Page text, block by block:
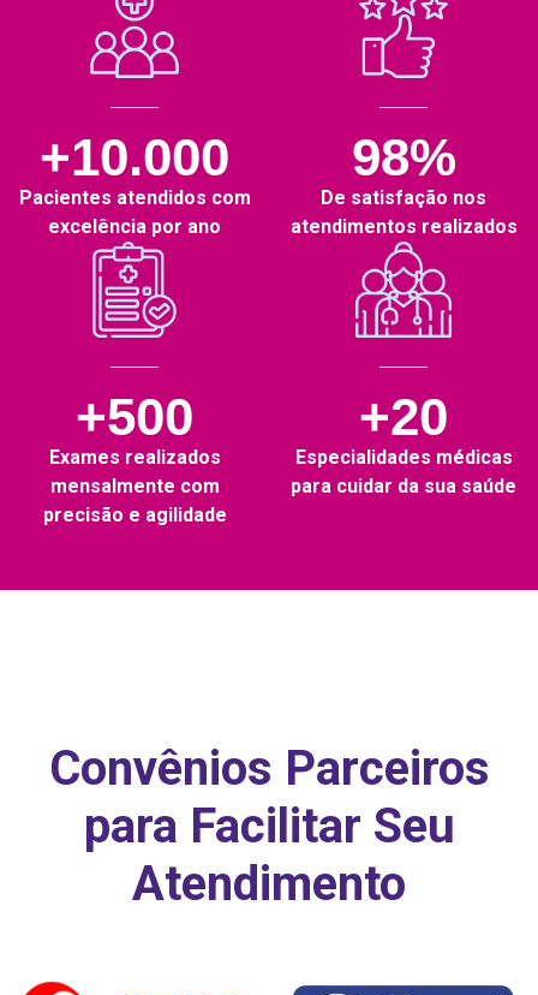
+10.000
Pacientes atendidos com
excelência por ano
98%
De satisfação nos
atendimentos realizados
+500
Exames realizados
mensalmente com
precisão e agilidade
+20
Especialidades médicas
para cuidar da sua saúde
Convênios Parceiros
para Facilitar Seu
Atendimento